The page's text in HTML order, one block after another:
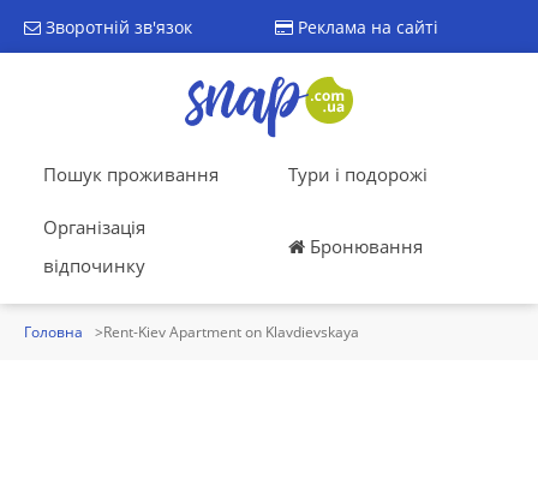
Зворотній зв'язок Реклама на сайті
Пошук проживання Тури і подорожі
Організація
відпочинку
Бронювання
Головна Rent-Kiev Apartment on Klavdievskaya